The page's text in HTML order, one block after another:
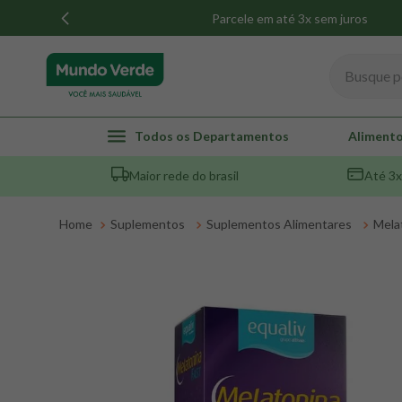
Parcele em até 3x sem juros
Todos os Departamentos
Maior rede do brasil Até
Suplementos Suplementos Alimentares
TERMOS MAIS BUSCADOS
1º whey
2º creatina
maca peruana
snack proteico mundo verde
psyllium